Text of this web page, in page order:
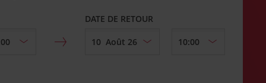
DATE DE RETOUR